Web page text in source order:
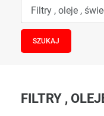
FILTRY ,